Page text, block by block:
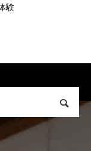
験